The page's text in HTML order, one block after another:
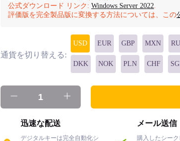
公式ダウンロード リンク: Windows Server 2022.
評価版を完全製品版に変換する方法については、この
通貨を切り替える:
USD EUR GBP MXN
DKK NOK PLN CHF
迅速な配送
デジタルキーは完全自動化シ
メール送信
購入したシー